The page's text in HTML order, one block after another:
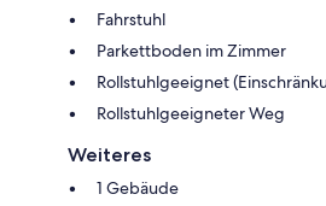
Fahrstuhl
Parkettboden im Zimmer
Rollstuhlgeeignet
Rollstuhlgeeigneter Weg
Weiteres
1 Gebäude